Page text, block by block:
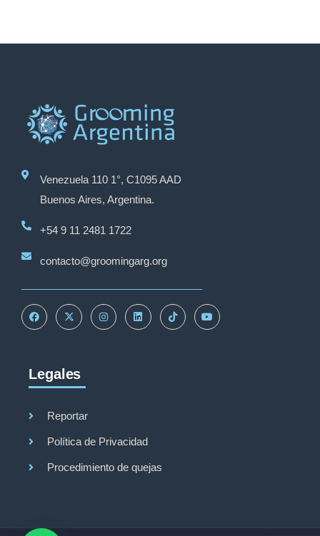
Venezuela 110 1°, C1095 AAD
Buenos Aires, Argentina.
+54 9 11 2481 1722
contacto@groomingarg.org
Legales
Reportar
Política de Privacidad
Procedimiento de quejas